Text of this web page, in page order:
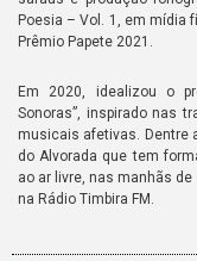
Poesia – Vol. 1, em mídia
Prêmio Papete 2021.
Em 2020, idealizou o
Sonoras”, inspirado nas
musicais afetivas. Dentre
do Alvorada que tem
ao ar livre, nas manhãs
na Rádio Timbira FM.